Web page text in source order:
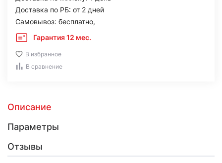
Доставка по РБ: от 2 дней
Самовывоз: бесплатно,
Гарантия 12 мес.
В избранное
В сравнение
Описание
Параметры
Отзывы